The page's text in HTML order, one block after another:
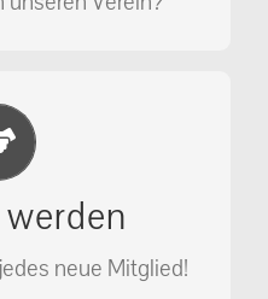
neue Mitglied!
werden
Verein als